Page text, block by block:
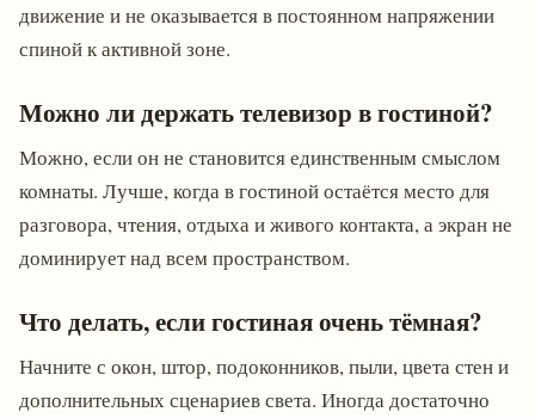
движение и не оказывается в постоянном напряжении
спиной к активной зоне.
Можно ли держать телевизор в гостиной?
Можно, если он не становится единственным смыслом
комнаты. Лучше, когда в гостиной остаётся место для
разговора, чтения, отдыха и живого контакта, а экран не
доминирует над всем пространством.
Что делать, если гостиная очень тёмная?
Начните с окон, штор, подоконников, пыли, цвета стен и
дополнительных сценариев света. Иногда достаточно